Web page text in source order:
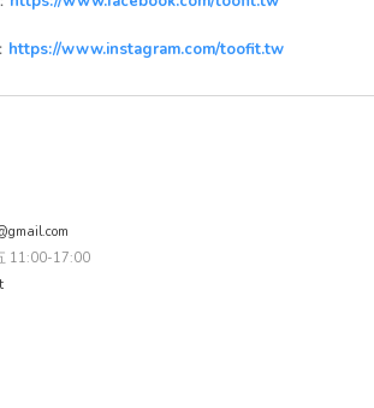
https://www.instagram.com/toofit.tw
11:00-17:00